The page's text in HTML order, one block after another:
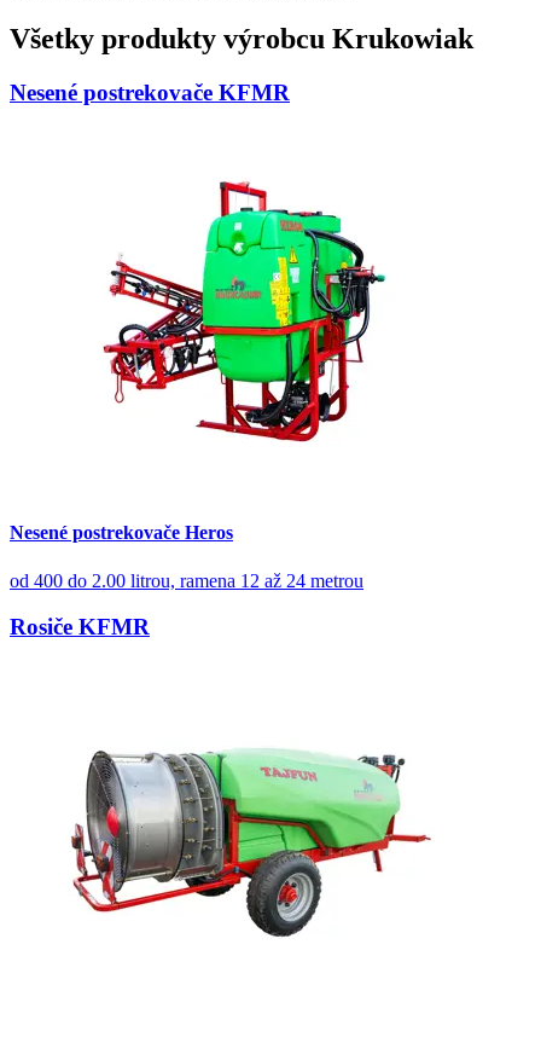
Všetky produkty výrobcu Krukowiak
Nesené postrekovače KFMR
Nesené postrekovače Heros
od 400 do 2.00 litrou, ramena 12 až 24 metrou
Rosiče KFMR